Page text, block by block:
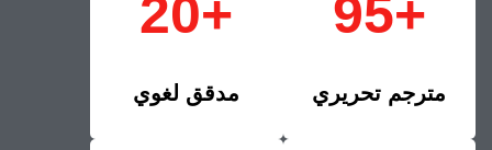
+95
مترجم تحريري
+20
مدقق لغوي